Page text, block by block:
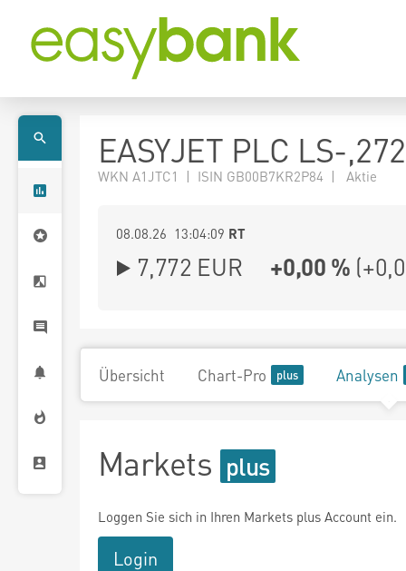
EASYJET PLC LS-
WKN A1JTC1 | ISIN GB00B7KR2P84 | Aktie
08.08.26 13:04:09 RT
7,772 EUR +0,00 % (
Übersicht Chart-Pro Analysen
Markets
Loggen Sie sich in Ihren Markets plus Account ein.
Login